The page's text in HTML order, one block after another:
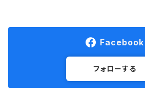
Facebook
フォローする